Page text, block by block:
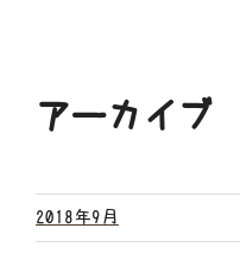
アーカイブ
2018年9月